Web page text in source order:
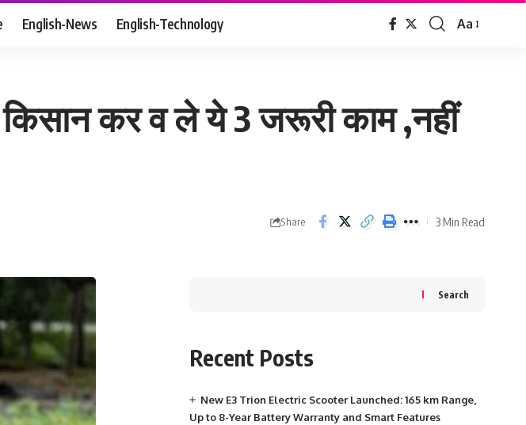
English-News English-Technology
Font
Aa
किसान कर व ले ये 3 जरूरी काम ,नहीं
Share 3 Min Read
Search
Recent Posts
New E3 Trion Electric Scooter Launched: 165 km Range,
Up to 8-Year Battery Warranty and Smart Features